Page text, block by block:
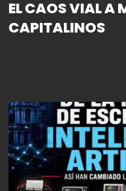
EL CAOS VIAL A
CAPITALINOS